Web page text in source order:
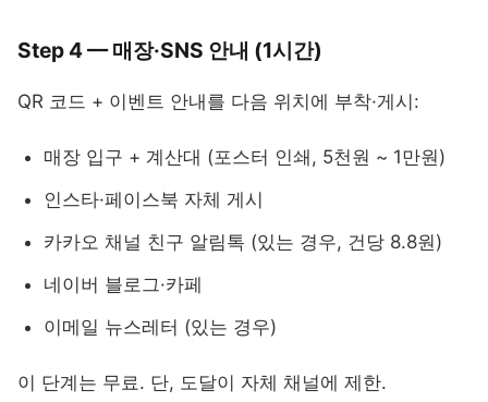
Step 4 — 매장·SNS 안내 (1시간)
QR 코드 + 이벤트 안내를 다음 위치에 부착·게시:
매장 입구 + 계산대 (포스터 인쇄, 5천원 ~ 1만원)
인스타·페이스북 자체 게시
카카오 채널 친구 알림톡 (있는 경우, 건당 8.8원)
네이버 블로그·카페
이메일 뉴스레터 (있는 경우)
이 단계는 무료. 단, 도달이 자체 채널에 제한.